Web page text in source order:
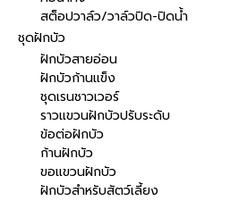
สต็อปวาล์ว/วาล์วปิด-ปิดน้ำ
ชุดฝักบัว
ฝักบัวสายอ่อน
ฝักบัวก้านแข็ง
ชุดเรนชาวเวอร์
ราวแขวนฝักบัวปรับระดับ
ข้อต่อฝักบัว
ก้านฝักบัว
ขอแขวนฝักบัว
ฝักบัวสำหรับสัตว์เลี้ยง